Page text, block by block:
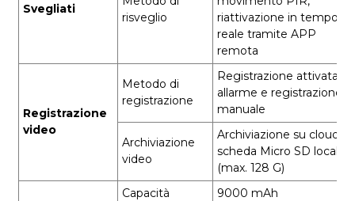
Svegliati
risveglio
riattivazione in tempo
reale tramite APP
remota
Registrazione
video
Metodo di
registrazione
Registrazione attivata da
allarme e registrazione
manuale
Archiviazione
video
Archiviazione su cloud e
scheda Micro SD locale
(max. 128 G)
Capacità
9000 mAh